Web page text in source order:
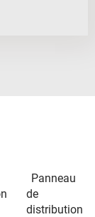
Panneau
de
distribution